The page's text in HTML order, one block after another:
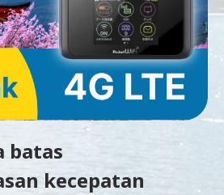
batas
kecepatan